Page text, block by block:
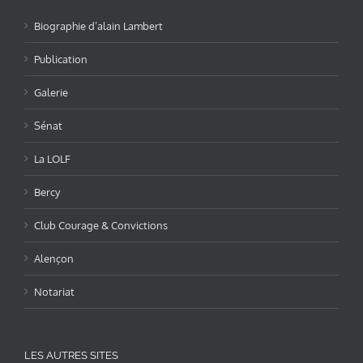
Biographie d’alain Lambert
Publication
Galerie
Sénat
La LOLF
Bercy
Club Courage & Convictions
Alençon
Notariat
LES AUTRES SITES